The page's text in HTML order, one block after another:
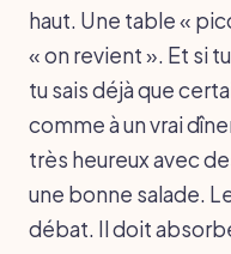
haut. Une table «
« on revient ». Et si
tu sais déjà que
comme à un vrai
très heureux avec
une bonne salade.
débat. Il doit